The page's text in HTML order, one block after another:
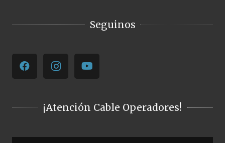
Seguinos
¡Atención Cable Operadores!